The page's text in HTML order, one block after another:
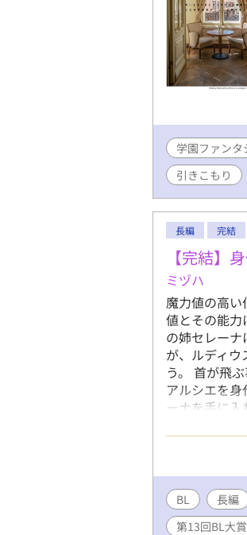
学園ファンタ
引きこもり
長編 完結
【完結】
ミヅハ
魔力値の高
値とその能力
の姉セレー
が、ルディ
う。 首が飛
アルシエを
ーナを手に
だけに望ま
や植物との
が訪れる。
ある日をき
令息 ※印は
BL 長編
第13回BL大